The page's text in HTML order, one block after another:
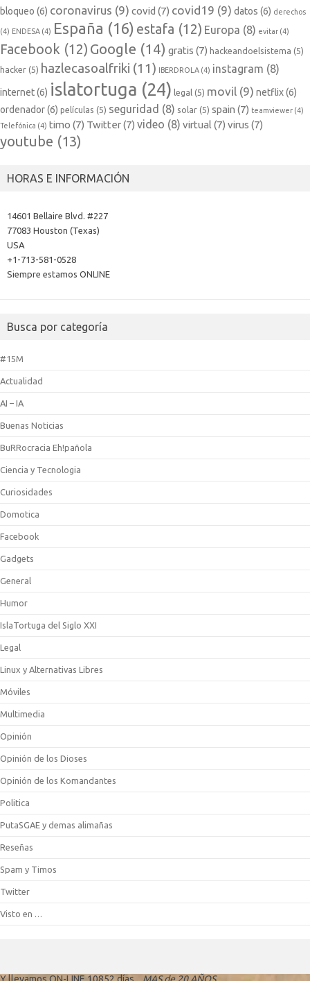
bloqueo (6) coronavirus (9) covid (7) covid19 (9) datos (6) derechos
(4) ENDESA (4) España (16) estafa (12) Europa (8) evitar (4)
Facebook (12) Google (14) gratis (7) hackeandoelsistema (5)
hacker (5) hazlecasoalfriki (11) IBERDROLA (4) instagram (8)
internet(6) islatortuga (24) legal (5) movil (9) netflix(6)
ordenador(6) películas (5) seguridad (8) solar (5) spain (7) teamviewer (4)
Telefónica (4) timo (7) Twitter(7) video (8) virtual (7) virus (7)
youtube (13)
HORAS E INFORMACIÓN
14601 Bellaire Blvd. #227
77083 Houston (Texas)
USA
+1-713-581-0528
Siempre estamos ONLINE
Busca por categoría
#15M
Actualidad
AI – IA
Buenas Noticias
BuRRocracia Eh!pañola
Ciencia y Tecnologia
Curiosidades
Domotica
Facebook
Gadgets
General
Humor
IslaTortuga del Siglo XXI
Legal
Linux y Alternativas Libres
Móviles
Multimedia
Opinión
Opinión de los Dioses
Opinión de los Komandantes
Politica
PutaSGAE y demas alimañas
Reseñas
Spam y Timos
Twitter
Visto en …